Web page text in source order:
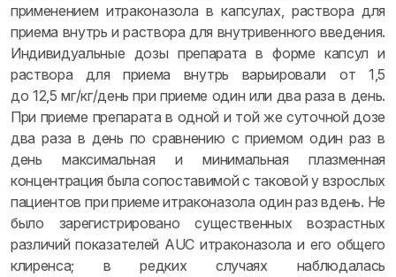
применением итраконазола в капсулах, раствора для
приема внутрь и раствора для внутривенного введения.
Индивидуальные дозы препарата в форме капсул и
раствора для приема внутрь варьировали от 1,5
до 12,5 мг/кг/день при приеме один или два раза в день.
При приеме препарата в одной и той же суточной дозе
два раза в день по сравнению с приемом один раз в
день максимальная и минимальная плазменная
концентрация была сопоставимой с таковой у взрослых
пациентов при приеме итраконазола один раз вдень. Не
было зарегистрировано существенных возрастных
различий показателей AUC итраконазола и его общего
клиренса; в редких случаях наблюдалась